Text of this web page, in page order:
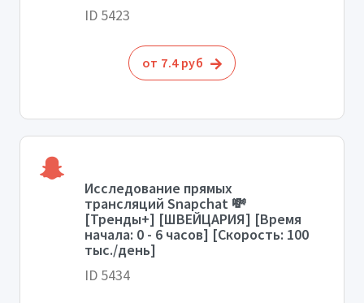
ID 5423
от 7.4 руб
Исследование прямых
трансляций Snapchat 💸
[Тренды+] [ШВЕЙЦАРИЯ] [Время
начала: 0 - 6 часов] [Скорость: 100
тыс./день]
ID 5434